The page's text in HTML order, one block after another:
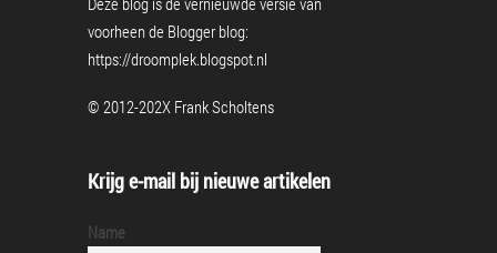
voorheen de Blogger blog:
https://droomplek.blogspot.nl
© 2012-202X Frank Scholtens
Krijg e-mail bij nieuwe artikelen
Name